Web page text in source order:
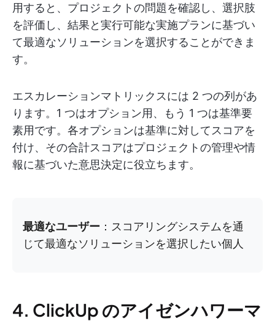
用すると、プロジェクトの問題を確認し、選択肢
を評価し、結果と実行可能な実施プランに基づい
て最適なソリューションを選択することができま
す。
エスカレーションマトリックスには 2 つの列があ
ります。1 つはオプション用、もう 1 つは基準要
素用です。各オプションは基準に対してスコアを
付け、その合計スコアはプロジェクトの管理や情
報に基づいた意思決定に役立ちます。
最適なユーザー ：スコアリングシステムを通
じて最適なソリューションを選択したい個人
4. ClickUp のアイゼンハワーマ